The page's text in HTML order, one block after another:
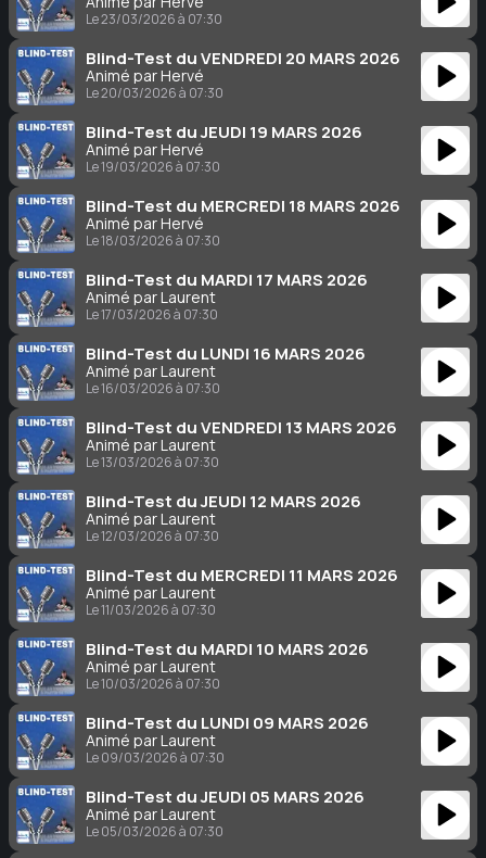
Le 23/03/2026 à 07:30
Blind-Test du VENDREDI 20 MARS 2026
Animé par Hervé
Le 20/03/2026 à 07:30
Blind-Test du JEUDI 19 MARS 2026
Animé par Hervé
Le 19/03/2026 à 07:30
Blind-Test du MERCREDI 18 MARS 2026
Animé par Hervé
Le 18/03/2026 à 07:30
Blind-Test du MARDI 17 MARS 2026
Animé par Laurent
Le 17/03/2026 à 07:30
Blind-Test du LUNDI 16 MARS 2026
Animé par Laurent
Le 16/03/2026 à 07:30
Blind-Test du VENDREDI 13 MARS 2026
Animé par Laurent
Le 13/03/2026 à 07:30
Blind-Test du JEUDI 12 MARS 2026
Animé par Laurent
Le 12/03/2026 à 07:30
Blind-Test du MERCREDI 11 MARS 2026
Animé par Laurent
Le 11/03/2026 à 07:30
Blind-Test du MARDI 10 MARS 2026
Animé par Laurent
Le 10/03/2026 à 07:30
Blind-Test du LUNDI 09 MARS 2026
Animé par Laurent
Le 09/03/2026 à 07:30
Blind-Test du JEUDI 05 MARS 2026
Animé par Laurent
Le 05/03/2026 à 07:30